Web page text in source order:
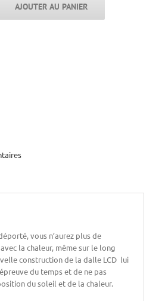
AJOUTER AU PANIER
vous n’aurez plus de
la chaleur, même sur le long
construction de la dalle LCD lui
du temps et de ne pas
du soleil et de la chaleur.